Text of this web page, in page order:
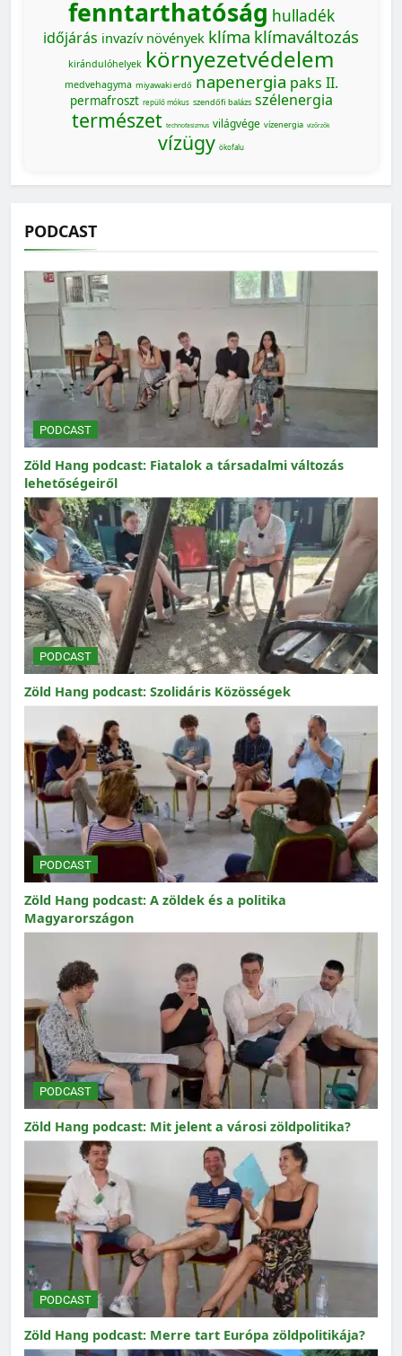
fenntarthatóság hulladék
időjárás invazív növények klíma klímaváltozás
kirándulóhelyek környezetvédelem
medvehagyma miyawaki erdő napenergia paks II.
permafroszt repülő mókus szendőfi balázs szélenergia
természet technofasizmus világvége vízenergia vízőrzők
vízügy ökofalu
PODCAST
PODCAST
Zöld Hang podcast: Fiatalok a társadalmi változás
lehetőségeiről
PODCAST
Zöld Hang podcast: Szolidáris Közösségek
PODCAST
Zöld Hang podcast: A zöldek és a politika
Magyarországon
PODCAST
Zöld Hang podcast: Mit jelent a városi zöldpolitika?
PODCAST
Zöld Hang podcast: Merre tart Európa zöldpolitikája?